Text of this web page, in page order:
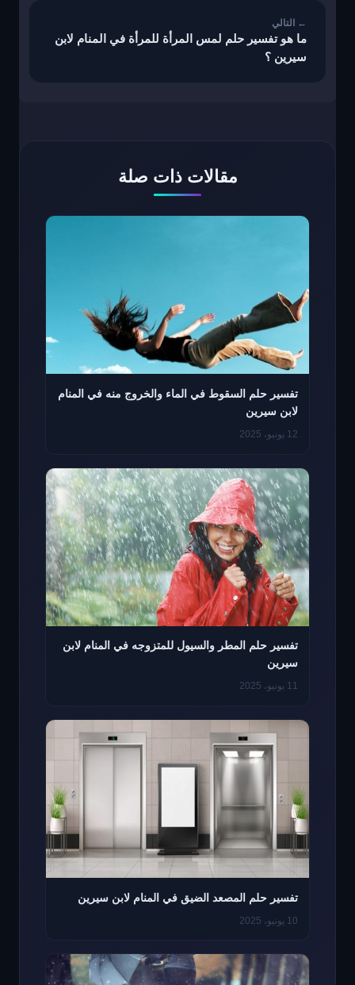
ما هو تفسير حلم لمس المرأة للمرأة في المنام لابن
سيرين ؟
مقالات ذات صلة
تفسير حلم السقوط في الماء والخروج منه في المنام
لابن سيرين
12 يونيو، 2025
تفسير حلم المطر والسيول للمتزوجه في المنام لابن
سيرين
11 يونيو، 2025
تفسير حلم المصعد الضيق في المنام لابن سيرين
10 يونيو، 2025